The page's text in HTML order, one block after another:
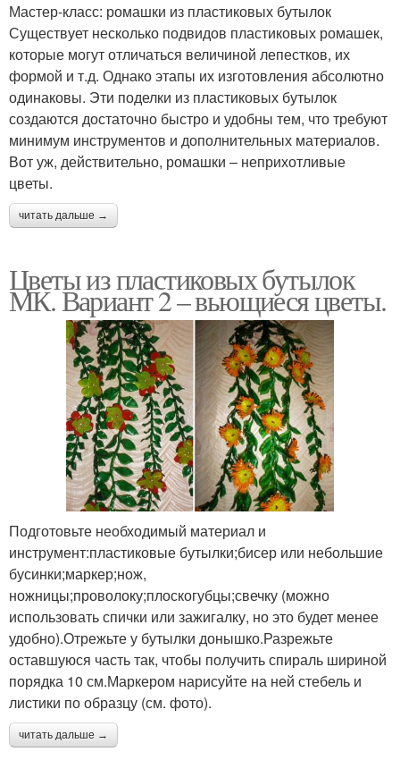
Мастер-класс: ромашки из пластиковых бутылок
Существует несколько подвидов пластиковых ромашек,
которые могут отличаться величиной лепестков, их
формой и т.д. Однако этапы их изготовления абсолютно
одинаковы. Эти поделки из пластиковых бутылок
создаются достаточно быстро и удобны тем, что требуют
минимум инструментов и дополнительных материалов.
Вот уж, действительно, ромашки – неприхотливые
цветы.
читать дальше →
Цветы из пластиковых бутылок
МК. Вариант 2 – вьющиеся цветы.
Подготовьте необходимый материал и
инструмент:пластиковые бутылки;бисер или небольшие
бусинки;маркер;нож,
ножницы;проволоку;плоскогубцы;свечку (можно
использовать спички или зажигалку, но это будет менее
удобно).Отрежьте у бутылки донышко.Разрежьте
оставшуюся часть так, чтобы получить спираль шириной
порядка 10 см.Маркером нарисуйте на ней стебель и
листики по образцу (см. фото).
читать дальше →